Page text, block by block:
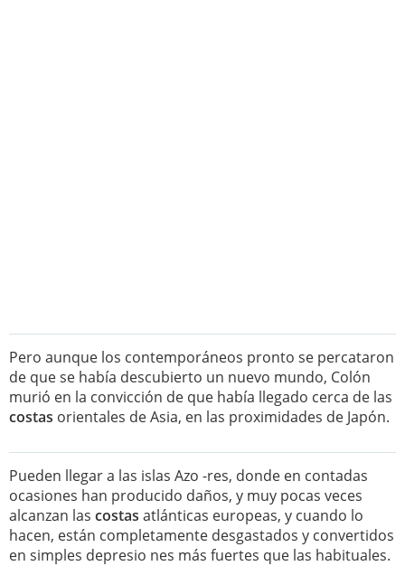
Pero aunque los contemporáneos pronto se percataron
de que se había descubierto un nuevo mundo, Colón
murió en la convicción de que había llegado cerca de las
costas orientales de Asia, en las proximidades de Japón.
Pueden llegar a las islas Azo -res, donde en contadas
ocasiones han producido daños, y muy pocas veces
alcanzan las costas atlánticas europeas, y cuando lo
hacen, están completamente desgastados y convertidos
en simples depresio nes más fuertes que las habituales.